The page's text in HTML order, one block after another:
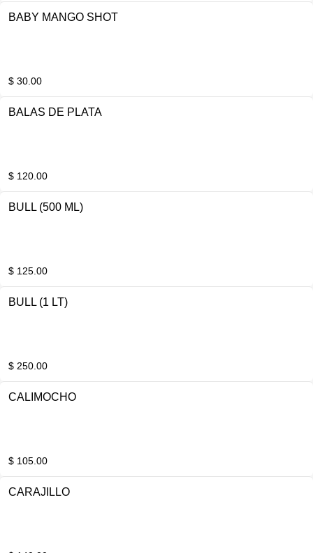
BABY MANGO SHOT
$ 30.00
BALAS DE PLATA
$ 120.00
BULL (500 ML)
$ 125.00
BULL (1 LT)
$ 250.00
CALIMOCHO
$ 105.00
CARAJILLO